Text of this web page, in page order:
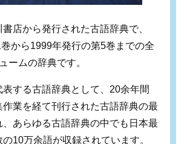
店から発行された古語辞典で、
から1999年発行の第5巻までの全
ームの辞典です。
する古語辞典として、20余年間
作業を経て刊行された古語辞典の最
、あらゆる古語辞典の中でも日本最
10万余語が収録されています。